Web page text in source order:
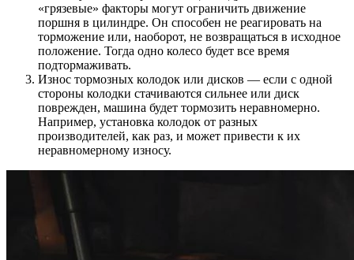
«грязевые» факторы могут ограничить движение
поршня в цилиндре. Он способен не реагировать на
торможение или, наоборот, не возвращаться в исходное
положение. Тогда одно колесо будет все время
подтормаживать.
Износ тормозных колодок или дисков — если с одной
стороны колодки стачиваются сильнее или диск
поврежден, машина будет тормозить неравномерно.
Например, установка колодок от разных
производителей, как раз, и может привести к их
неравномерному износу.